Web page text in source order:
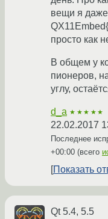
вещи я даже
просто как
В общем у
пионеров,
углу,
d_a ★★★★★
22.02.2017
Последнее
+00:00 (всего
Показать
Qt 5.4, 5.5